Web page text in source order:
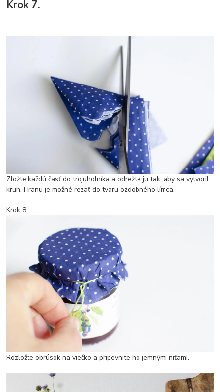
Krok 7.
Zložte každú časť do trojuholníka a odrežte ju tak, aby sa vytvoril
kruh. Hranu je možné rezať do tvaru ozdobného límca.
Krok 8.
Rozložte obrúsok na viečko a pripevnite ho jemnými niťami.